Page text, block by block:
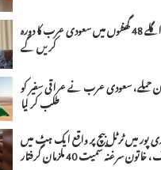
وزیراعظم شہباز شریف اگلے 48 گھنٹوں میں سعودی عرب کا دورہ
کریں گے
حملے، سعودی عرب نے عراقی سفیر کو
طلب کر لیا
پور میں ٹرٹل بیچ پر واقع ایک ہٹ میں
سرغنہ سمیت 40 ملزمان گرفتار